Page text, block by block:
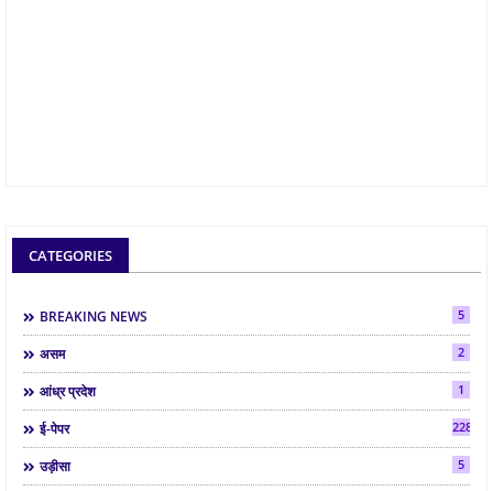
CATEGORIES
BREAKING NEWS 5
असम 2
आंध्र प्रदेश 1
ई-पेपर 2286
उड़ीसा 5